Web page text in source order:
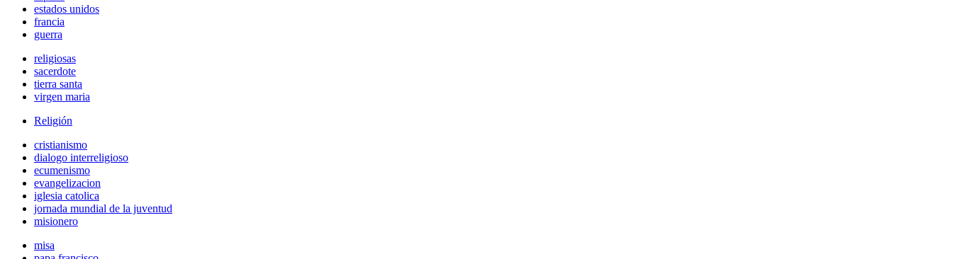
estados unidos
francia
guerra
religiosas
sacerdote
tierra santa
virgen maria
Religión
cristianismo
dialogo interreligioso
ecumenismo
evangelizacion
iglesia catolica
jornada mundial de la juventud
misionero
misa